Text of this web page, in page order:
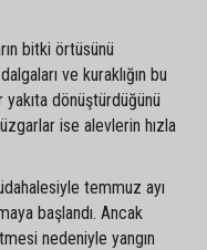
bitki örtüsünü
ve kuraklığın bu
dönüştürdüğünü
ise alevlerin hızla
temmuz ayı
başlandı. Ancak
nedeniyle yangın